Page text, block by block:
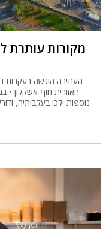
מקורות עותרת
האזורית חוף אשקלון •
נוספות ילכו בעקבותיה,